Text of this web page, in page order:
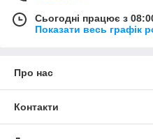
Сьогодні працює з
Показати весь графік
Про нас
Контакти